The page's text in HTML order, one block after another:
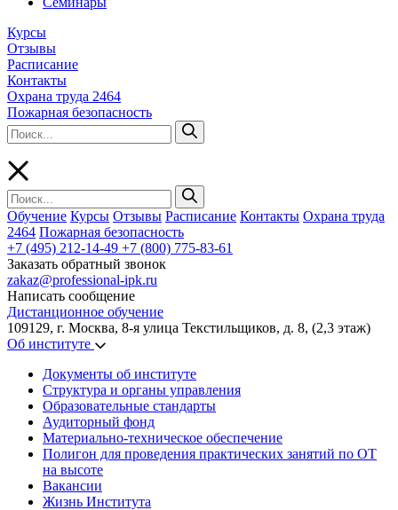
Курсы
Отзывы
Расписание
Контакты
Охрана труда 2464
Пожарная безопасность
Обучение Курсы Отзывы Расписание Контакты Охрана труда
2464 Пожарная безопасность
+7 (495) 212-14-49 +7 (800) 775-83-61
Заказать обратный звонок
zakaz@professional-ipk.ru
Написать сообщение
Дистанционное обучение
109129, г. Москва, 8-я улица Текстильщиков, д. 8, (2,3 этаж)
Об институте
Документы об институте
Структура и органы управления
Образовательные стандарты
Аудиторный фонд
Материально-техническое обеспечение
Полигон для проведения практических занятий по ОТ
на высоте
Вакансии
Жизнь Института